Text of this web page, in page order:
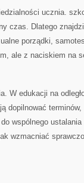
ucznia.
czas. Dlatego
porządki,
ale z naciskiem na
W edukacji na
dopilnować
wspólnego
wzmacniać